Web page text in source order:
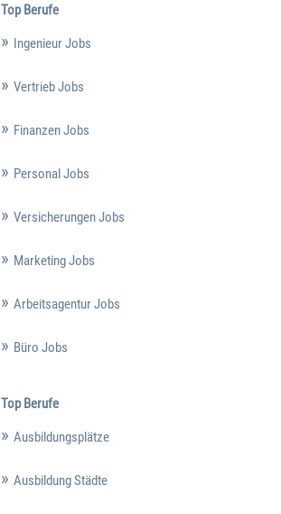
Top Berufe
Ingenieur Jobs
Vertrieb Jobs
Finanzen Jobs
Personal Jobs
Versicherungen Jobs
Marketing Jobs
Arbeitsagentur Jobs
Büro Jobs
Top Berufe
Ausbildungsplätze
Ausbildung Städte